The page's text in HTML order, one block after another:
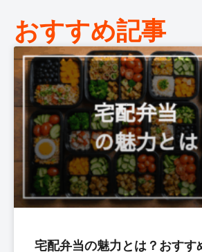
おすすめ記事
宅配弁当の魅力とは？おすす